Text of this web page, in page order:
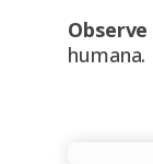
Observe
humana.